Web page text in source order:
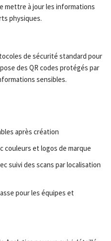
mettre à jour les informations
physiques.
de sécurité standard pour
des QR codes protégés par
sensibles.
après création
couleurs et logos de marque
suivi des scans par localisation
pour les équipes et